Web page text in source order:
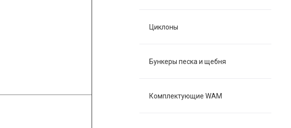
Циклоны
Бункеры песка и щебня
Комплектующие WAM